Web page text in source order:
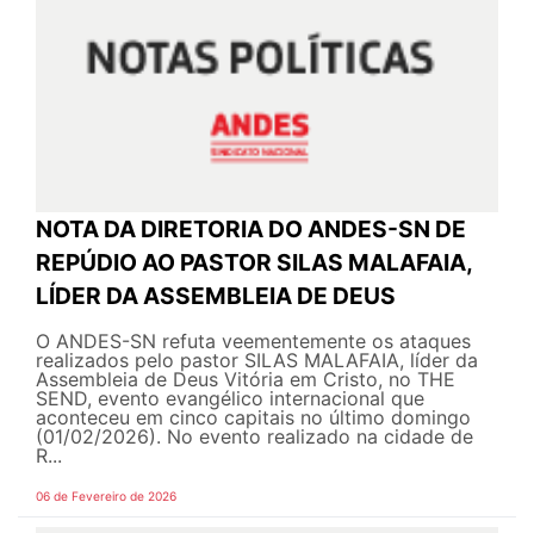
NOTA DA DIRETORIA DO ANDES-SN DE
REPÚDIO AO PASTOR SILAS MALAFAIA,
LÍDER DA ASSEMBLEIA DE DEUS
O ANDES-SN refuta veementemente os ataques
realizados pelo pastor SILAS MALAFAIA, líder da
Assembleia de Deus Vitória em Cristo, no THE
SEND, evento evangélico internacional que
aconteceu em cinco capitais no último domingo
(01/02/2026). No evento realizado na cidade de
R...
06 de Fevereiro de 2026